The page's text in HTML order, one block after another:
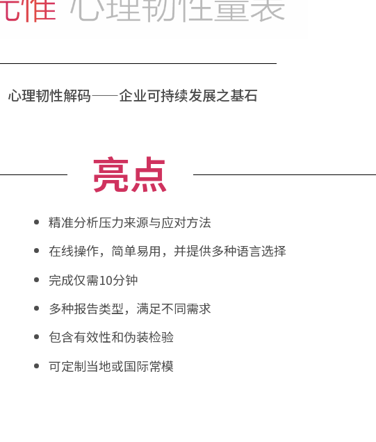
心理韧性解码——企业可持续发展之基石
亮点
精准分析压力来源与应对方法
在线操作，简单易用，并提供多种语言选择
完成仅需10分钟
多种报告类型，满足不同需求
包含有效性和伪装检验
可定制当地或国际常模